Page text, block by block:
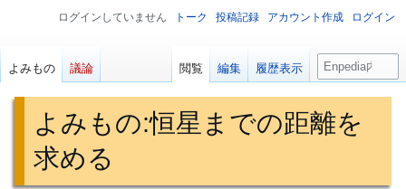
よみもの:恒星までの距離を
求める
ログインしていません トーク 投稿記録 アカウント作成 ログイン
よみもの 議論 閲覧 編集 履歴表示
検
索